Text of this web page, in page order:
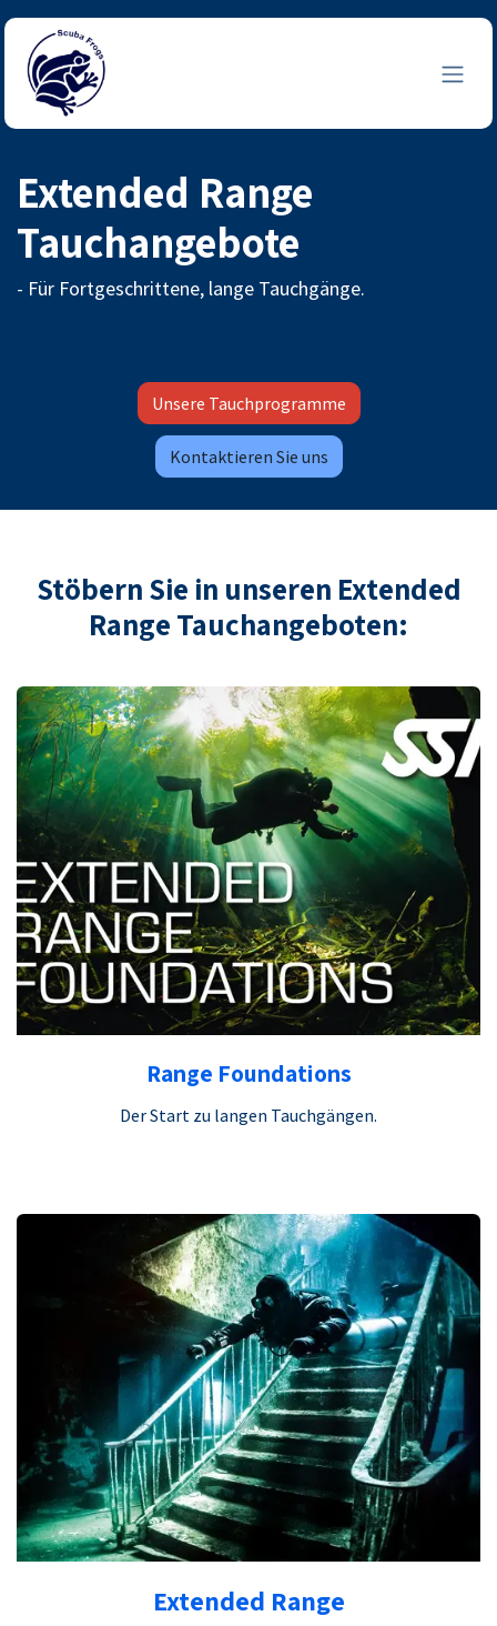
Zum Inhalt springen
Extended Range
Tauchangebote
- Für Fortgeschrittene, lange Tauchgänge.
Unsere Tauchprogramme
Kontaktieren Sie uns
Stöbern Sie in unseren Extended
Range Tauchangeboten:
Range Foundations
Der Start zu langen Tauchgängen.
Extended Range